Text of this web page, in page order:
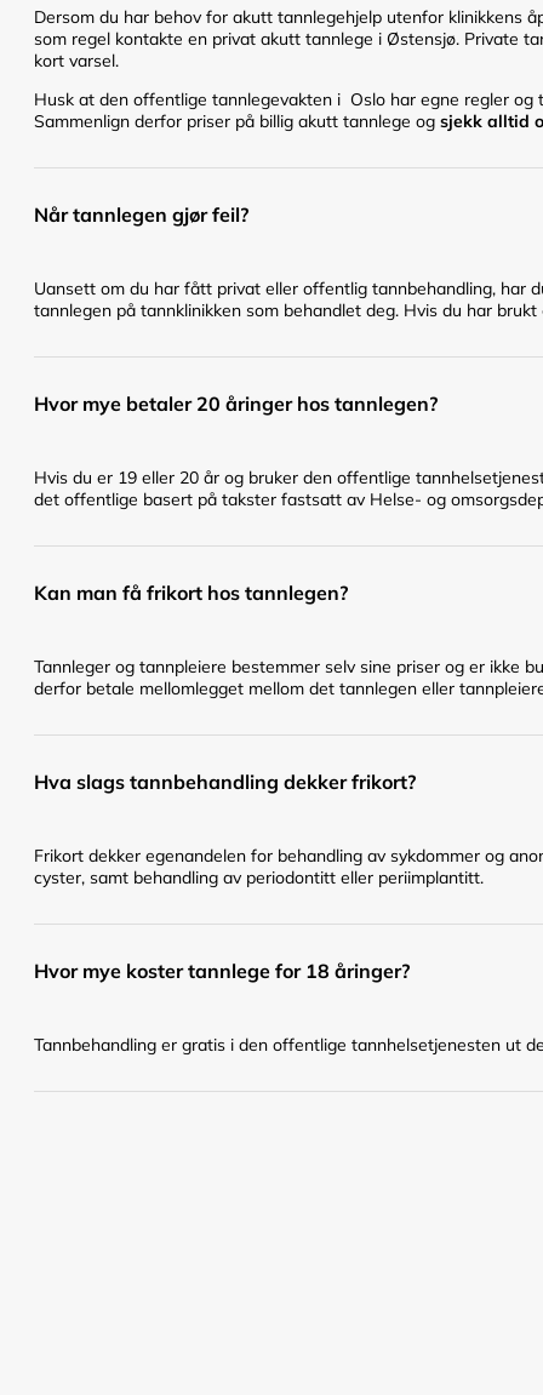
Dersom du har behov for akutt tannlegehjelp utenfor klinikkens
som regel kontakte en privat akutt tannlege i Østensjø. Private
kort varsel.
Husk at den offentlige tannlegevakten i Oslo har egne regler
Sammenlign derfor priser på billig akutt tannlege og sjekk alltid
Når tannlegen gjør feil?
Uansett om du har fått privat eller offentlig tannbehandling, har
tannlegen på tannklinikken som behandlet deg. Hvis du har
Hvor mye betaler 20 åringer hos tannlegen?
Hvis du er 19 eller 20 år og bruker den offentlige
det offentlige basert på takster fastsatt av Helse- og
Kan man få frikort hos tannlegen?
Tannleger og tannpleiere bestemmer selv sine priser og er ikke
derfor betale mellomlegget mellom det tannlegen eller
Hva slags tannbehandling dekker frikort?
Frikort dekker egenandelen for behandling av sykdommer og
cyster, samt behandling av periodontitt eller periimplantitt.
Hvor mye koster tannlege for 18 åringer?
Tannbehandling er gratis i den offentlige tannhelsetjenesten ut